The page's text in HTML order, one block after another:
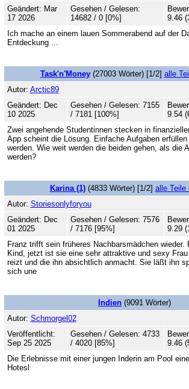
Geändert: Mar
17 2026
Gesehen / Gelesen:
14682 / 0 [0%]
9.46
Ich mache an einem lauen Sommerabend auf der
Entdeckung ...
Task'n'Money (27003 Wörter) [1/2] alle
Autor: Arctic89
Geändert: Dec
10 2025
Gesehen / Gelesen: 7155
/ 7181 [100%]
9.54
Zwei angehende Studentinnen stecken in
App scheint die Lösung. Einfache Aufgaben
werden. Wie weit werden die beiden gehen, als die
werden?
Karina (1)(4833 Wörter) [1/2] alle Teile
Autor: Storiesonlyforyou
Geändert: Dec
01 2025
Gesehen / Gelesen: 7576
/ 7176 [95%]
9.29
Franz trifft sein früheres Nachbarsmädchen wieder.
Kind, jetzt ist sie eine sehr attraktive und sexy
reizt und die ihn absichtlich anmacht. Sie läßt ihn
sich une
Indien (9091 Wörter)
Autor: Schmorgel02
Veröffentlicht:
Sep 25 2025
Gesehen / Gelesen: 4733
/ 4020 [85%]
9.46
Die Erlebnisse mit einer jungen Inderin am Pool
Hotesl